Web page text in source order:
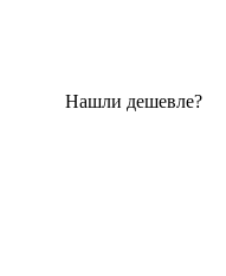
Нашли дешевле?